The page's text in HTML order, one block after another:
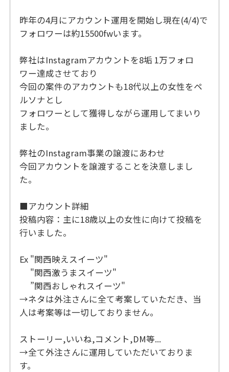
昨年の4月にアカウント運用を開始し現在(4/4)で
フォロワーは約15500fwいます。
弊社はInstagramアカウントを8垢 1万フォロ
ワー達成させており
今回の案件のアカウントも18代以上の女性をペ
ルソナとし
フォロワーとして獲得しながら運用してまいり
ました。
弊社のInstagram事業の譲渡にあわせ
今回アカウントを譲渡することを決意しまし
た。
■アカウント詳細
投稿内容：主に18歳以上の女性に向けて投稿を
行いました。
Ex "関西映えスイーツ"
"関西激うまスイーツ"
”関西おしゃれスイーツ"
→ネタは外注さんに全て考案していただき、当
人は考案等は一切しておりません。
ストーリー,いいね,コメント,DM等...
→全て外注さんに運用していただいておりま
す。